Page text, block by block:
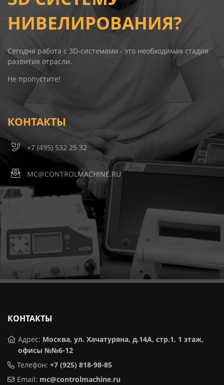
НИВЕЛИРОВАНИЯ?
Сегодня работа c 3D-системами - это необходимая стадия
развития отрасли.
Не пропустите!
КОНТАКТЫ
+7 (495) 532 25 32
MC@CONTROLMACHINE.RU
КОНТАКТЫ
Адрес: Москва, ул. Хачатуряна, д.14А, стр.1, 1 этаж,
офисы №№6-12
Телефон: +7 (925) 818-98-85
Email: mc@controlmachine.ru